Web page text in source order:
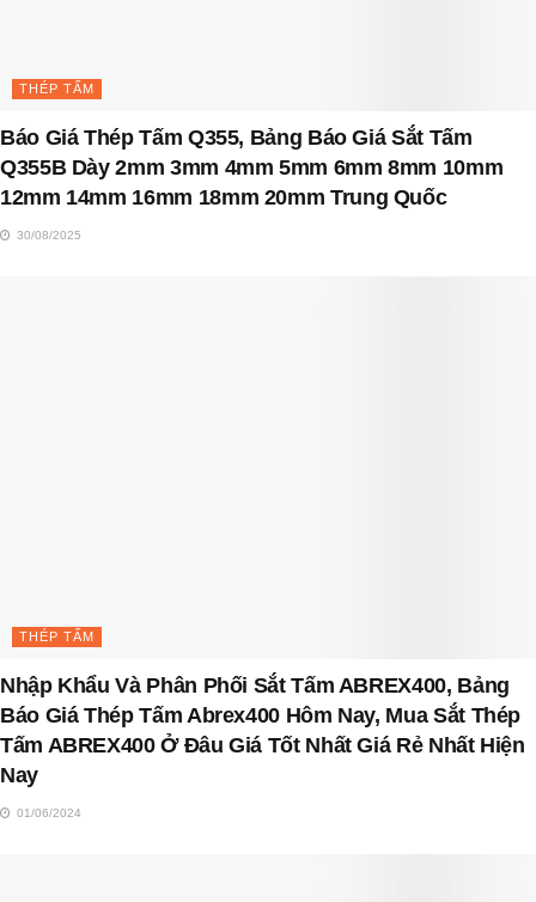
THÉP TẤM
Báo Giá Thép Tấm Q355, Bảng Báo Giá Sắt Tấm
Q355B Dày 2mm 3mm 4mm 5mm 6mm 8mm 10mm
12mm 14mm 16mm 18mm 20mm Trung Quốc
30/08/2025
THÉP TẤM
Nhập Khẩu Và Phân Phối Sắt Tấm ABREX400, Bảng
Báo Giá Thép Tấm Abrex400 Hôm Nay, Mua Sắt Thép
Tấm ABREX400 Ở Đâu Giá Tốt Nhất Giá Rẻ Nhất Hiện
Nay
01/06/2024